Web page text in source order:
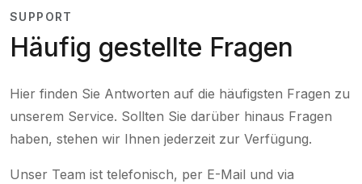
SUPPORT
Häufig gestellte Fragen
Hier finden Sie Antworten auf die häufigsten Fragen zu
unserem Service. Sollten Sie darüber hinaus Fragen
haben, stehen wir Ihnen jederzeit zur Verfügung.
Unser Team ist telefonisch, per E-Mail und via